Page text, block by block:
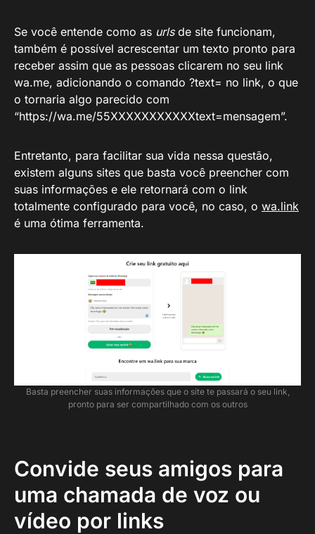
Se você entende como as urls de site funcionam,
também é possível acrescentar um texto pronto para
receber assim que as pessoas clicarem no seu link
wa.me, adicionando o comando ?text= no link, o que
o tornaria algo parecido com
“https://wa.me/55XXXXXXXXXXXtext=mensagem”.
Entretanto, para facilitar sua vida nessa questão,
existem alguns sites que basta você preencher com
suas informações e ele retornará com o link
totalmente configurado para você, no caso, o wa.link
é uma ótima ferramenta.
Basta preencher suas informações que o site te passará o seu link,
pronto para ser compartilhado com os outros
Convide seus amigos para
uma chamada de voz ou
vídeo por links